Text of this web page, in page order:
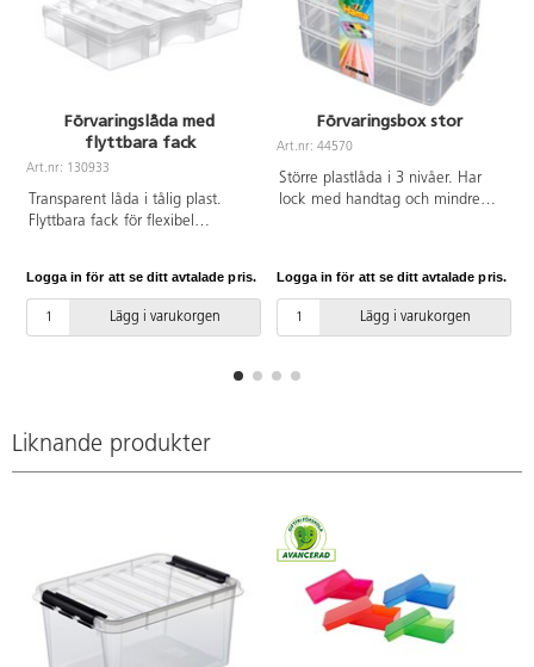
Förvaringslåda med
flyttbara fack
Art.nr: 130933
Transparent låda i tålig plast.
Flyttbara fack för flexibel
Godkänd för livsmedel. Mått:
B19xD29xH6 cm. PVC-fri.
Logga in för att se ditt avtalade pris.
Lägg i varukorgen
Förvaringsbox stor
Art.nr: 44570
Större plastlåda i 3 nivåer. Har
lock med handtag och mindre
totalt 24 fack. En hel
förvaringslåda rymmer ca 12 000
midirörpärlor. Mått:
fri.
Logga in för att se ditt avtalade pris.
Lägg i varukorgen
Liknande produkter